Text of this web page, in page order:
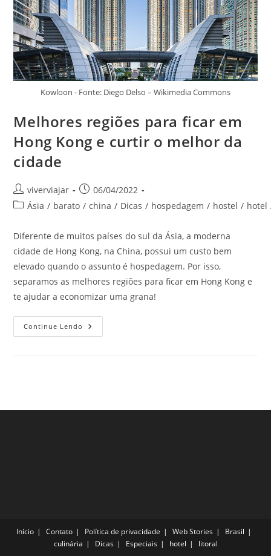
Kowloon - Fonte: Diego Delso – Wikimedia Commons
Melhores regiões para ficar em
Hong Kong e curtir o melhor da
cidade
Autor
do
viverviajar
Post
publicado:
06/04/2022
Categoria
post:
Ásia / barato / china / Dicas / hospedagem / hostel / hotel
Diferente de muitos países do sul da Ásia, a moderna
cidade de Hong Kong, na China, possui um custo bem
elevado quando o assunto é hospedagem. Por isso,
separamos as melhores regiões para ficar em Hong Kong e
te ajudar a economizar uma grana!
Continue Lendo Melhores
Regiões
Melhor
Início Contato Política de privacidade Web Stories
Brasil
culinária
Dicas Especiais hotel litoral